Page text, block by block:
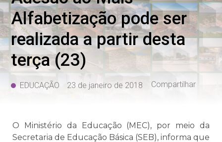
Alfabetização pode ser
realizada a partir desta
terça (23)
EDUCAÇÃO 23 de janeiro de 2018 Compartilhar
O Ministério da Educação (MEC), por meio da
Secretaria de Educação Básica (SEB), informa que